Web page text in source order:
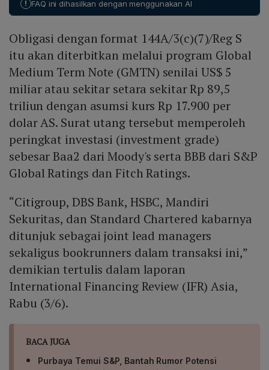
dukungan tersebut dianggap hampir pasti, outlook DIM
turun atau dukungan pemerintah melemah, S&P dapat
menurunkan rating DIM; sebaliknya, peningkatan
peringkat Indonesia dapat mendorong kenaikan rating
DIM.
! FAQ ini dihasilkan dengan menggunakan AI
Obligasi dengan format 144A/3(c)(7)/Reg S
itu akan diterbitkan melalui program Global
Medium Term Note (GMTN) senilai US$ 5
miliar atau sekitar setara sekitar Rp 89,5
triliun dengan asumsi kurs Rp 17.900 per
dolar AS. Surat utang tersebut memperoleh
peringkat investasi (investment grade)
sebesar Baa2 dari Moody's serta BBB dari S&P
Global Ratings dan Fitch Ratings.
“Citigroup, DBS Bank, HSBC, Mandiri
Sekuritas, dan Standard Chartered kabarnya
ditunjuk sebagai joint lead managers
sekaligus bookrunners dalam transaksi ini,”
demikian tertulis dalam laporan
International Financing Review (IFR) Asia,
Rabu (3/6).
BACA JUGA
Purbaya Temui S&P, Bantah Rumor Potensi